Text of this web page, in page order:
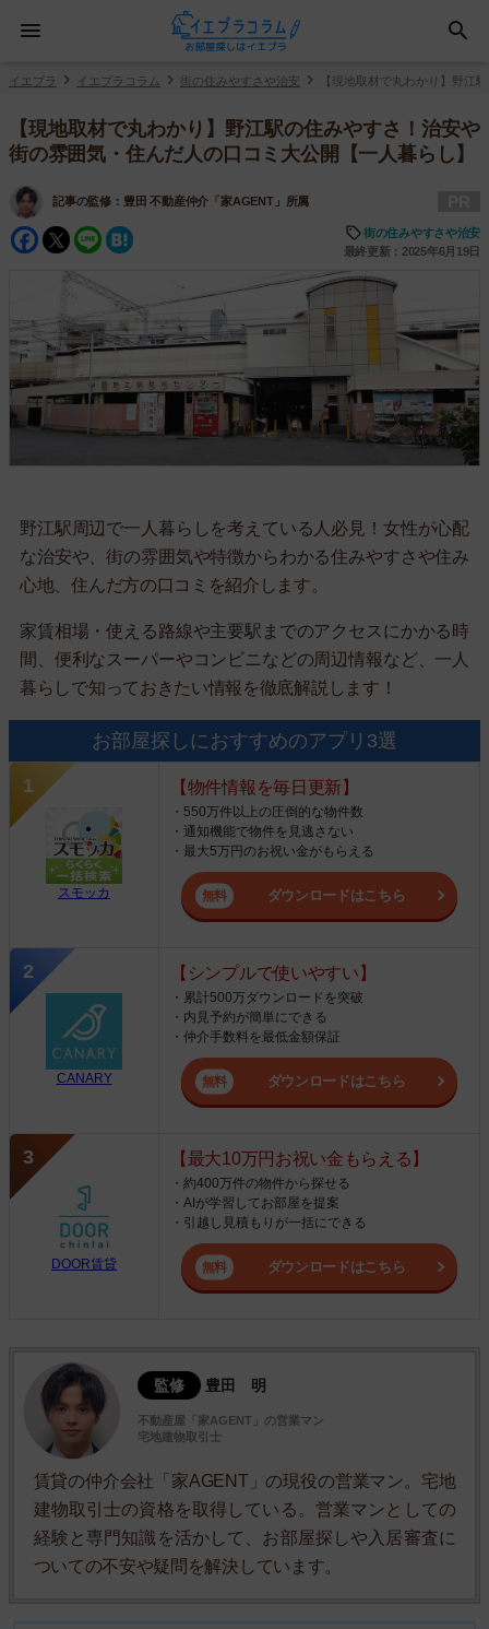
イエプラ イエプラコラム 街の住みやすさや治安 【現地取材で丸わかり】野江
【現地取材で丸わかり】野江駅の住みやすさ！治安や
街の雰囲気・住んだ人の口コミ大公開【一人暮らし】
記事の監修： 豊田 不動産仲介「家AGENT」所属
Facebook
Twitter
Line
街の住みやすさや治安
最終更新：2025年6月19日
野江駅周辺で一人暮らしを考えている人必見！女性が心配
な治安や、街の雰囲気や特徴からわかる住みやすさや住み
心地、住んだ方の口コミを紹介します。
家賃相場・使える路線や主要駅までのアクセスにかかる時
間、便利なスーパーやコンビニなどの周辺情報など、一人
暮らしで知っておきたい情報を徹底解説します！
お部屋探しにおすすめのアプリ3選
スモッカ
【物件情報を毎日更新】
・550万件以上の圧倒的な物件数
・通知機能で物件を見逃さない
・最大5万円のお祝い金がもらえる
ダウンロードはこちら
CANARY
【シンプルで使いやすい】
・累計500万ダウンロードを突破
・内見予約が簡単にできる
・仲介手数料を最低金額保証
ダウンロードはこちら
DOOR賃貸
【最大10万円お祝い金もらえる】
・約400万件の物件から探せる
・AIが学習してお部屋を提案
・引越し見積もりが一括にできる
ダウンロードはこちら
監修 豊田 明
不動産屋「家AGENT」の営業マン
宅地建物取引士
賃貸の仲介会社「家AGENT」の現役の営業マン。宅地
建物取引士の資格を取得している。営業マンとしての
経験と専門知識を活かして、お部屋探しや入居審査に
ついての不安や疑問を解決しています。